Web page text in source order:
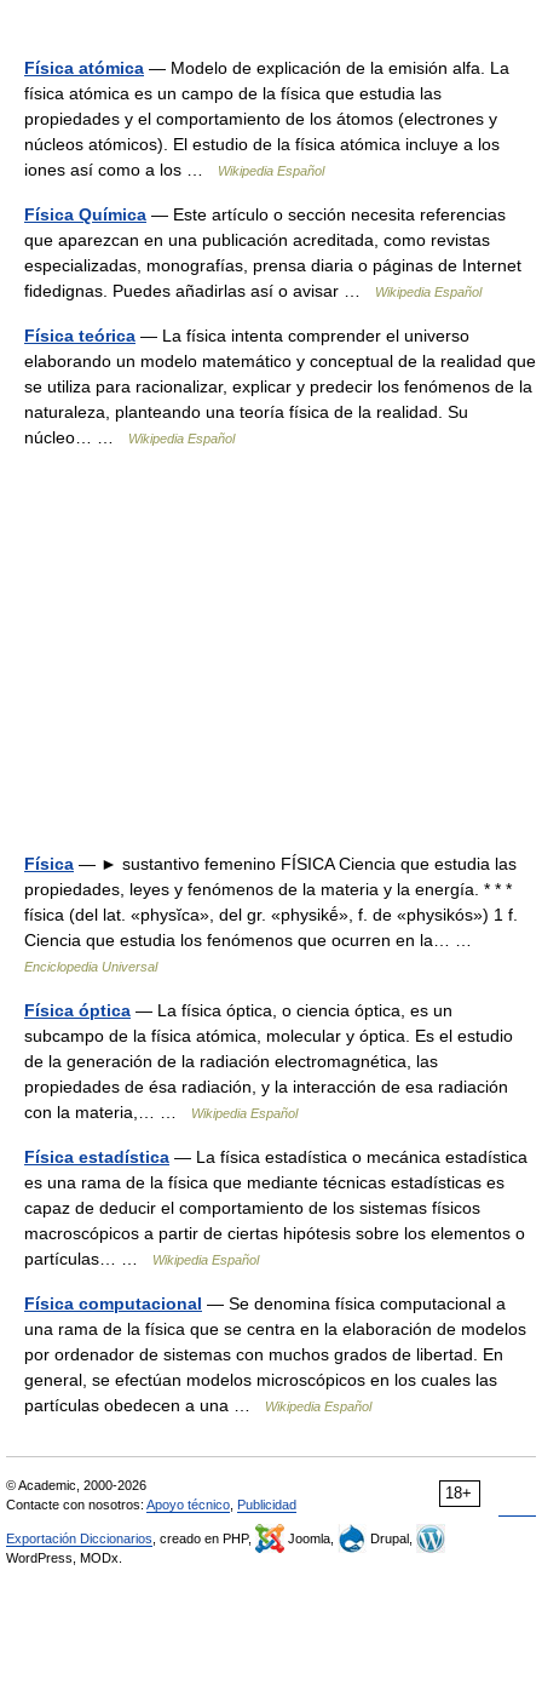
Física atómica — Modelo de explicación de la emisión alfa. La
física atómica es un campo de la física que estudia las
propiedades y el comportamiento de los átomos (electrones y
núcleos atómicos). El estudio de la física atómica incluye a los
iones así como a los …
Wikipedia Español
Física Química — Este artículo o sección necesita referencias
que aparezcan en una publicación acreditada, como revistas
especializadas, monografías, prensa diaria o páginas de Internet
fidedignas. Puedes añadirlas así o avisar …
Wikipedia Español
Física teórica — La física intenta comprender el universo
elaborando un modelo matemático y conceptual de la realidad que
se utiliza para racionalizar, explicar y predecir los fenómenos de la
naturaleza, planteando una teoría física de la realidad. Su
núcleo… …
Wikipedia Español
Física — ► sustantivo femenino FÍSICA Ciencia que estudia las
propiedades, leyes y fenómenos de la materia y la energía. * * *
física (del lat. «physĭca», del gr. «physikḗ», f. de «physikós») 1 f.
Ciencia que estudia los fenómenos que ocurren en la… …
Enciclopedia Universal
Física óptica — La física óptica, o ciencia óptica, es un
subcampo de la física atómica, molecular y óptica. Es el estudio
de la generación de la radiación electromagnética, las
propiedades de ésa radiación, y la interacción de esa radiación
con la materia,… …
Wikipedia Español
Física estadística — La física estadística o mecánica estadística
es una rama de la física que mediante técnicas estadísticas es
capaz de deducir el comportamiento de los sistemas físicos
macroscópicos a partir de ciertas hipótesis sobre los elementos o
partículas… …
Wikipedia Español
Física computacional — Se denomina física computacional a
una rama de la física que se centra en la elaboración de modelos
por ordenador de sistemas con muchos grados de libertad. En
general, se efectúan modelos microscópicos en los cuales las
partículas obedecen a una …
Wikipedia Español
18+
© Academic, 2000-2026
Contacte con nosotros: Apoyo técnico Publicidad
Exportación Diccionarios , creado en PHP, Joomla,
Drupal,
WordPress, MODx.